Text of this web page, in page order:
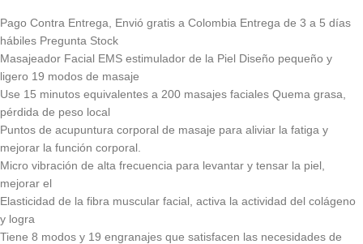
Pago Contra Entrega, Envió gratis a Colombia Entrega de 3 a 5 días
hábiles Pregunta Stock
Masajeador Facial EMS estimulador de la Piel Diseño pequeño y
ligero 19 modos de masaje
Use 15 minutos equivalentes a 200 masajes faciales Quema grasa,
pérdida de peso local
Puntos de acupuntura corporal de masaje para aliviar la fatiga y
mejorar la función corporal.
Micro vibración de alta frecuencia para levantar y tensar la piel,
mejorar el
Elasticidad de la fibra muscular facial, activa la actividad del colágeno
y logra
Tiene 8 modos y 19 engranajes que satisfacen las necesidades de